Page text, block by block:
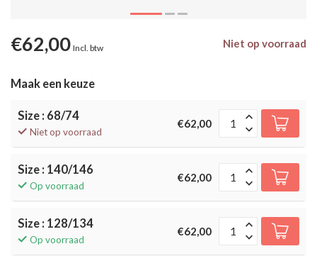
€62,00 Incl. btw Niet op voorraad
Maak een keuze
Size : 68/74
Niet op voorraad
€62,00
Size : 140/146
Op voorraad
€62,00
Size : 128/134
Op voorraad
€62,00